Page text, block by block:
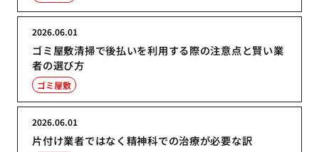
ゴミ屋敷清掃で後払いを利用する際の注意点と賢い業
者の選び方
2026.06.01
ゴミ屋敷
片付け業者ではなく精神科での治療が必要な訳
2026.06.01